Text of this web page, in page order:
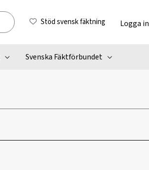
Stöd svensk fäktning Logga in
Svenska Fäktförbundet